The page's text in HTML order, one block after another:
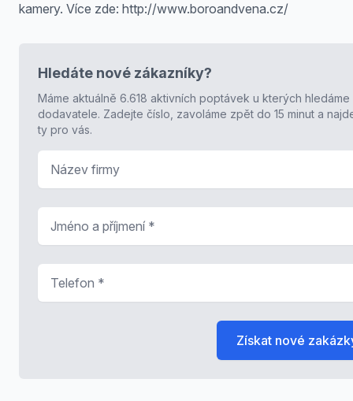
kamery. Více zde: http://www.boroandvena.cz/
Hledáte nové zákazníky?
Máme aktuálně 6.618 aktivních poptávek u kterých hledáme
dodavatele. Zadejte číslo, zavoláme zpět do 15 minut a
ty pro vás.
Získat nové